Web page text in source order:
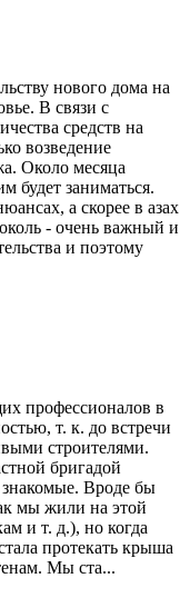
нового дома на
В связи с
средств на
возведение
Около месяца
будет заниматься.
а скорее в азах
- очень важный и
и поэтому
профессионалов в
т. к. до встречи
строителями.
бригадой
знакомые. Вроде бы
мы жили на этой
и т. д.), но когда
протекать крыша
Мы ста...